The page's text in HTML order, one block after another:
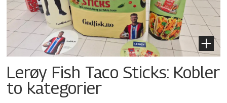
Lerøy Fish Taco Sticks: Kobler
to kategorier